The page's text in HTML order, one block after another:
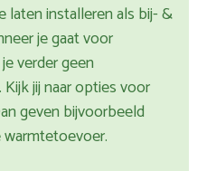
laten installeren als bij- &
je gaat voor
verder geen
jij naar opties voor
geven bijvoorbeeld